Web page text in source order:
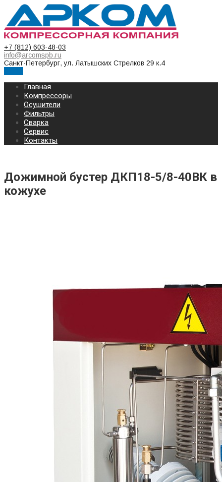
+7 (812) 603-48-03
info@arcomspb.ru
Санкт-Петербург, ул. Латышских Стрелков 29 к.4
Главная
Компрессоры
Осушители
Фильтры
Сварка
Сервис
Контакты
Дожимной бустер ДКП18-5/8-40ВК в
кожухе